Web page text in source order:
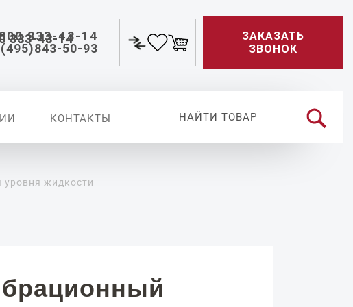
333-43-14
50-93
ЗАКАЗАТЬ
ЗВОНОК
КОНТАКТЫ
уровня жидкости